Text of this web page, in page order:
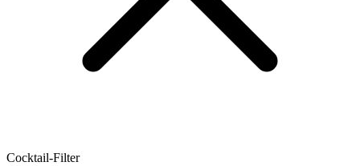
Cocktail-Filter